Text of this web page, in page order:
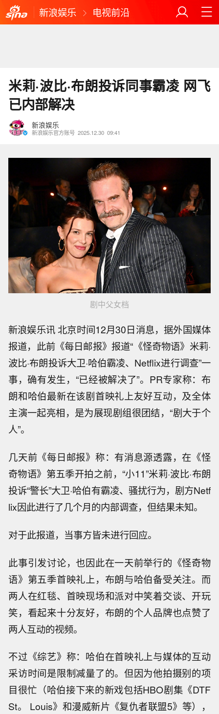
新浪娱乐 电视前沿
米莉·波比·布朗投诉同事霸凌 网飞
已内部解决
新浪娱乐
新浪娱乐官方账号 2025.12.30 09:41
剧中父女档
新浪娱乐讯 北京时间12月30日消息，据外国媒体
报道，此前《每日邮报》报道“《怪奇物语》米莉·
波比·布朗投诉大卫·哈伯霸凌、Netflix进行调查”一
事，确有发生，“已经被解决了”。PR专家称：布
朗和哈伯最新在该剧首映礼上友好互动，及全体
主演一起亮相，是为展现剧组很团结，“剧大于个
人”。
几天前《每日邮报》称：有消息源透露，在《怪
奇物语》第五季开拍之前，“小11”米莉·波比·布朗
投诉“警长”大卫·哈伯有霸凌、骚扰行为，剧方Netf
lix因此进行了几个月的内部调查，但结果未知。
对于此报道，当事方皆未进行回应。
此事引发讨论，也因此在一天前举行的《怪奇物
语》第五季首映礼上，布朗与哈伯备受关注。而
两人在红毯、首映现场和派对中笑着交谈、开玩
笑，看起来十分友好，布朗的个人品牌也点赞了
两人互动的视频。
不过《综艺》称：哈伯在首映礼上与媒体的互动
采访时间是限制减量了的。但因为他拍摄别的项
目很忙（哈伯接下来的新戏包括HBO剧集《DTF
St。 Louis》和漫威新片《复仇者联盟5》等），